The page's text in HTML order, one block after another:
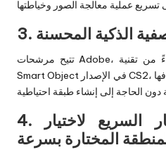
الذكية المحسنة
تتيح مرشحات Adobe، التي تم تحسينها بشكل أكثر ذكاءً من تقنية
Smart Object في الإصدار CS2، للمستخدمين إضافة تأثيرات أو حذفها
4. استخدم أداة الاختيار السريع لاختيار